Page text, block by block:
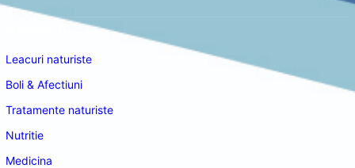
Leacuri naturiste
Boli & Afectiuni
Tratamente naturiste
Nutritie
Medicina